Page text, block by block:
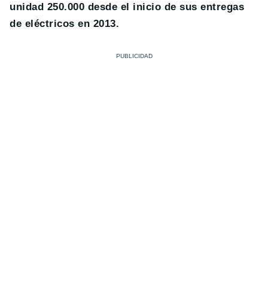
unidad 250.000 desde el inicio de sus entregas
de eléctricos en 2013.